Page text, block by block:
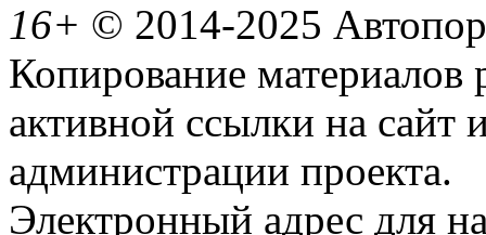
16+ © 2014-2025
Копирование материалов
активной ссылки на сайт
администрации проекта.
Электронный адрес для